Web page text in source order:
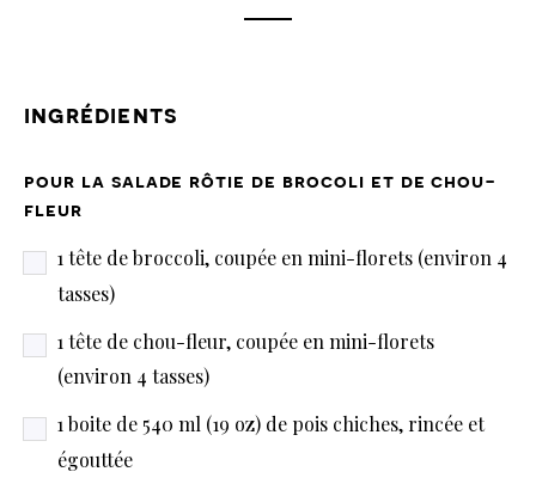
ingrédients
pour la salade rôtie de brocoli et de chou-
fleur
1 tête de broccoli, coupée en mini-florets (environ 4
tasses)
1 tête de chou-fleur, coupée en mini-florets
(environ 4 tasses)
1 boite de 540 ml (19 oz) de pois chiches, rincée et
égouttée